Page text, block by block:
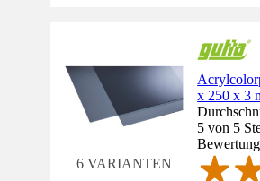
6 VARIANTEN
x 250 x 3
5 von 5